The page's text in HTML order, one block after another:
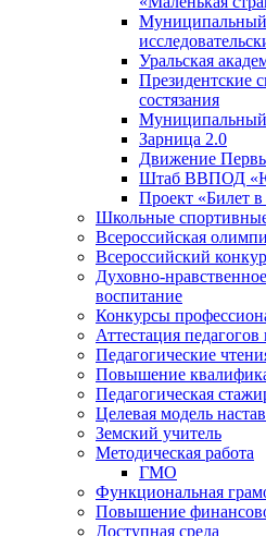
Уральская
Президентские
состязания
Муниципальный
Зарница 2.0
Движение
Штаб ВВПОД
Проект «Билет в
Школьные
Всероссийская
Всероссийский
Духовно-
воспитание
Конкурсы
Аттестация
Педагогические
Повышение
Педагогическая
Целевая модель
Земский учитель
Методическая работа
ГМО
Функциональная
Повышение
Доступная среда